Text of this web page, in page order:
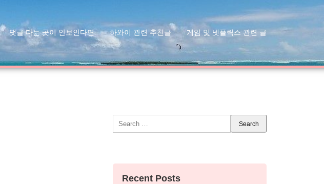
댓글 다는 곳이 안보인다면 하와이 관련 추천글 게임 및 넷플릭스 관련 글
Search
for:
Recent Posts